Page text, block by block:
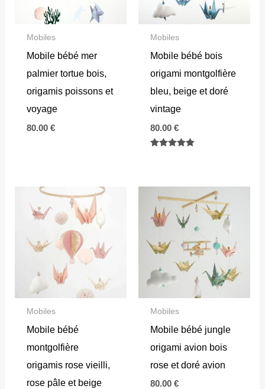
Mobiles
Mobile bébé mer
palmier tortue bois,
origamis poissons et
voyage
80.00 €
Mobiles
Mobile bébé bois
origami montgolfière
bleu, beige et doré
vintage
80.00 €
Mobiles
Mobile bébé
montgolfière
origamis rose vieilli,
rose pâle et beige
Mobiles
Mobile bébé jungle
origami avion bois
rose et doré avion
80.00 €